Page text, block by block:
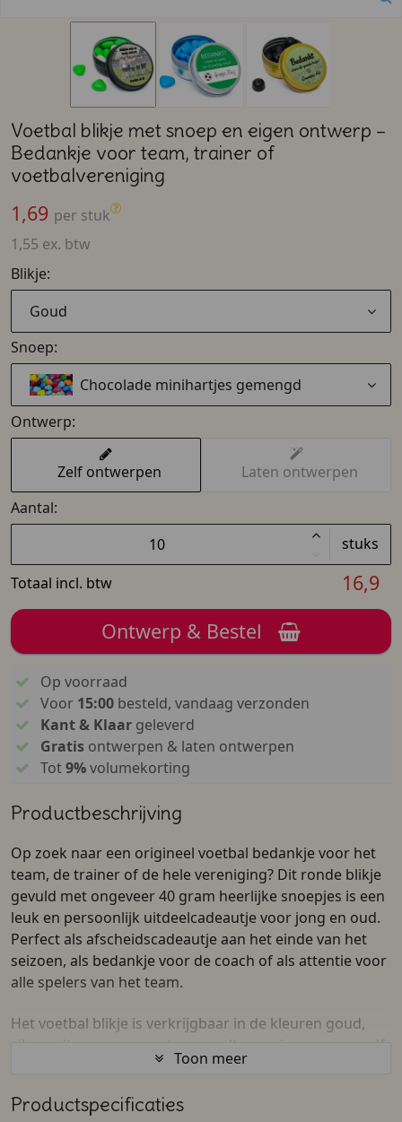
Voetbal blikje met snoep en eigen ontwerp –
Bedankje voor team, trainer of
voetbalvereniging
1,69 per stuk
1,55 ex. btw
Blikje:
Goud
Snoep:
Chocolade minihartjes gemengd
Ontwerp:
Zelf ontwerpen
Laten ontwerpen
Aantal:
stuks
Totaal incl. btw
16,9
Ontwerp & Bestel
Op voorraad
Voor 15:00besteld, vandaag verzonden
Kant & Klaargeleverd
Gratisontwerpen & laten ontwerpen
Tot9%volumekorting
Productbeschrijving
Op zoek naar een origineel voetbal bedankje voor het
team, de trainer of de hele vereniging? Dit ronde blikje
gevuld met ongeveer 40 gram heerlijke snoepjes is een
leuk en persoonlijk uitdeelcadeautje voor jong en oud.
Perfect als afscheidscadeautje aan het einde van het
seizoen, als bedankje voor de coach of als attentie voor
alle spelers van het team.
Het voetbal blikje is verkrijgbaar in de kleuren goud,
zilver, wit, roze en zwart en wordt voorzien van een zelf
te ontwerpen print. Voeg eenvoudig een naam,
persoonlijke tekst toe en maak een uniek
Toon meer
Productspecificaties